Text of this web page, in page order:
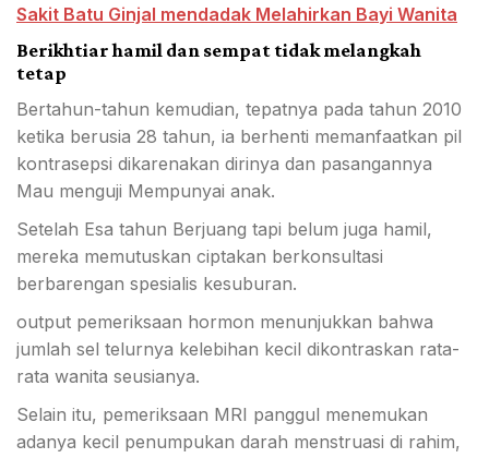
Sakit Batu Ginjal mendadak Melahirkan Bayi Wanita
Berikhtiar hamil dan sempat tidak melangkah
tetap
Bertahun-tahun kemudian, tepatnya pada tahun 2010
ketika berusia 28 tahun, ia berhenti memanfaatkan pil
kontrasepsi dikarenakan dirinya dan pasangannya
Mau menguji Mempunyai anak.
Setelah Esa tahun Berjuang tapi belum juga hamil,
mereka memutuskan ciptakan berkonsultasi
berbarengan spesialis kesuburan.
output pemeriksaan hormon menunjukkan bahwa
jumlah sel telurnya kelebihan kecil dikontraskan rata-
rata wanita seusianya.
Selain itu, pemeriksaan MRI panggul menemukan
adanya kecil penumpukan darah menstruasi di rahim,